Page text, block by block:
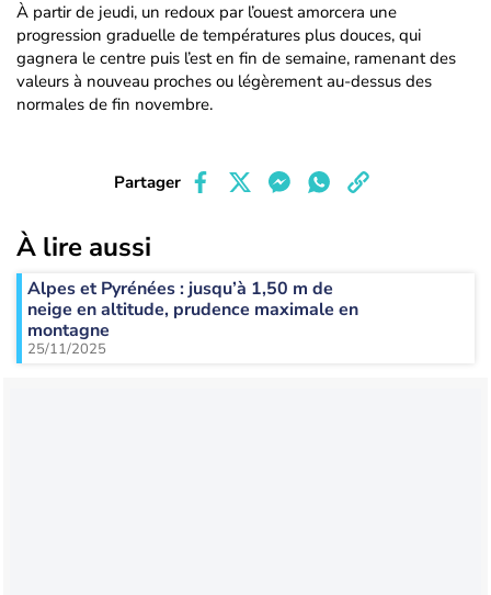
À partir de jeudi, un redoux par l’ouest amorcera une
progression graduelle de températures plus douces, qui
gagnera le centre puis l’est en fin de semaine, ramenant des
valeurs à nouveau proches ou légèrement au-dessus des
normales de fin novembre.
Partager
À lire aussi
Alpes et Pyrénées : jusqu’à 1,50 m de
neige en altitude, prudence maximale en
montagne
25/11/2025